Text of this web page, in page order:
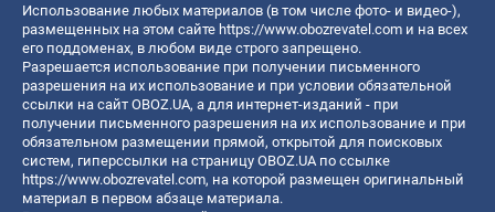
Использование любых материалов (в том числе фото- и видео-),
размещенных на этом сайте https://www.obozrevatel.com и на всех
его поддоменах, в любом виде строго запрещено.
Разрешается использование при получении письменного
разрешения на их использование и при условии обязательной
ссылки на сайт OBOZ.UA, а для интернет-изданий - при
получении письменного разрешения на их использование и при
обязательном размещении прямой, открытой для поисковых
систем, гиперссылки на страницу OBOZ.UA по ссылке
https://www.obozrevatel.com, на которой размещен оригинальный
материал в первом абзаце материала.